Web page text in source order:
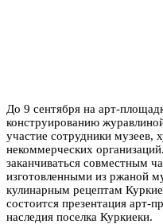
До 9 сентября на арт-
конструированию
участие сотрудники
некоммерческих
заканчиваться совместным
изготовленными из ржаной
кулинарным рецептам
состоится презентация арт-
наследия поселка Куркиеки.